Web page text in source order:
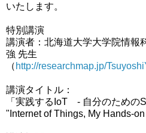
いたします。
特別講演
講演者：北海道大学大学院情
強 先生
（ http://researchmap.jp/
講演タイトル：
「実践するIoT - 自分のための
"Internet of Things, My Hands-